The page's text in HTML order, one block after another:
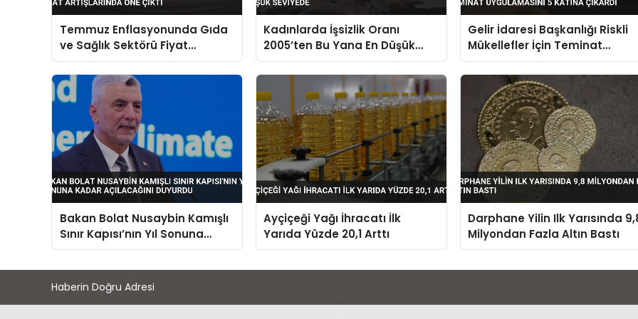
Temmuz Enflasyonunda Gıda
ve Sağlık Sektörü Fiyat
Artışlarında Öne Çıktı
Kadınlarda İşsizlik Oranı
2005’ten Bu Yana En Düşük
Seviyede
Gelir İdaresi Başkanlığı Riskli
Mükellefler İçin Teminat
Uygulamasını 5 Katına
Bakan Bolat Nusaybin Kamışlı
Sınır Kapısı’nın Yıl Sonuna
Kadar Açılacağını Duyurdu
Ayçiçeği Yağı İhracatı İlk
Yarıda Yüzde 20,1 Arttı
Darphane Yilin Ilk Yarısında
Milyondan Fazla Altın Bastı
Haberin Doğru Adresi